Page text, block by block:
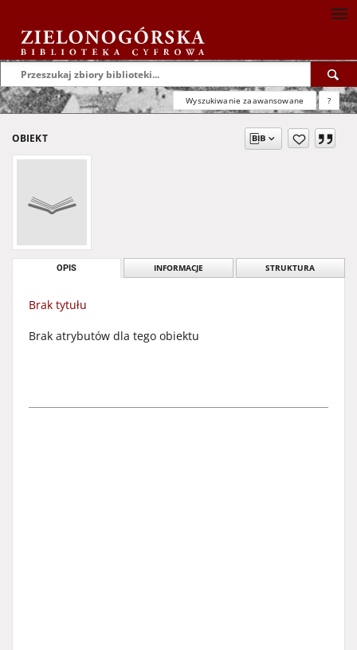
Wyszukiwanie zaawansowane ?
OBIEKT
OPIS INFORMACJE STRUKTURA
Brak tytułu
Brak atrybutów dla tego obiektu